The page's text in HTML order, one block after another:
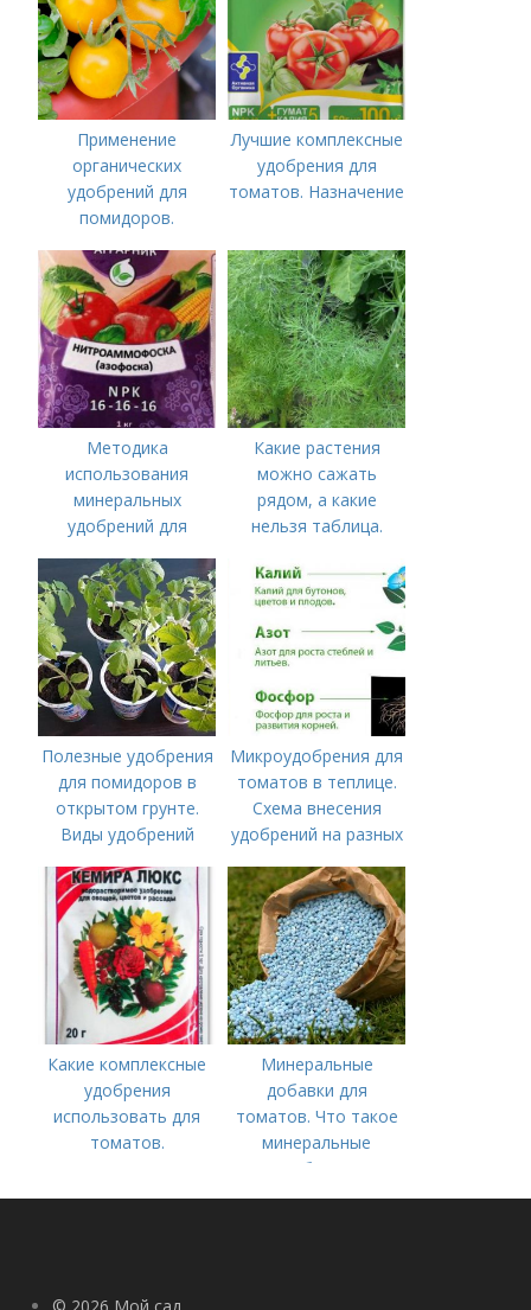
внесения в почву
Применение
органических
удобрений для
помидоров.
удобрения для
томатов
Лучшие комплексные
удобрения для
томатов. Назначение
Методика
использования
минеральных
удобрений для
Минеральное
питание
Какие растения
можно сажать
рядом, а какие
нельзя таблица.
Полезные удобрения
для помидоров в
открытом грунте.
Виды удобрений
Микроудобрения для
томатов в теплице.
Схема внесения
удобрений на разных
помидоров
Какие комплексные
удобрения
использовать для
томатов.
комплексные
Минеральные
добавки для
томатов. Что такое
минеральные
удобрения